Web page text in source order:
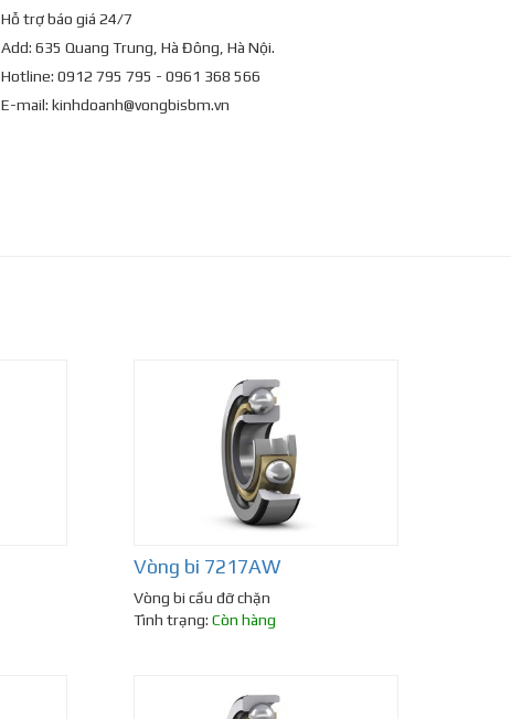
Hỗ trợ báo giá 24/7
Add: 635 Quang Trung, Hà Đông, Hà Nội.
Hotline: 0912 795 795 - 0961 368 566
E-mail: kinhdoanh@vongbisbm.vn
Vòng bi 7217AW
Vòng bi cầu đỡ chặn
Tình trạng: Còn hàng